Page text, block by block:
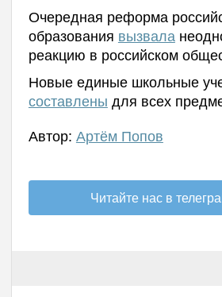
Очередная реформа
образования вызвала
реакцию в российском
Новые единые школьные
составлены для всех
Автор: Артём Попов
Читайте нас в